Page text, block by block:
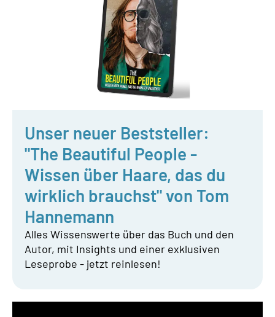
Unser neuer Beststeller:
"The Beautiful People -
Wissen über Haare, das du
wirklich brauchst" von Tom
Hannemann
Alles Wissenswerte über das Buch und den
Autor, mit Insights und einer exklusiven
Leseprobe - jetzt reinlesen!